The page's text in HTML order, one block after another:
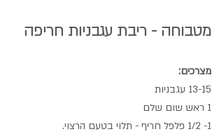
מטבוחה - ריבת עגבניות חריפה
מצרכים:
13-15 עגבניות
1 ראש שום שלם
1- 1/2 פלפל חריף - תלוי בטעם הרצוי.